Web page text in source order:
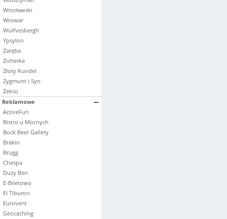
Wrocławski
Wrowar
Wulfvesbergh
Ypsylon
Zaręba
Zicherka
Złoty Kundel
Zygmunt i Syn
Żekso
Reklamowe
ActiveFun
Bistro u Mocnych
Bock Beer Gallery
Brakin
Brugg
Chespa
Duży Ben
E-Biletowo
El Tiburon
Eurovent
Geocaching